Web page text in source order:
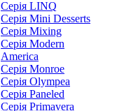
Серія LINQ
Серія Mini Desserts
Серія Mixing
Серія Modern
America
Серія Monroe
Серія Olympea
Серія Paneled
Серія Primavera